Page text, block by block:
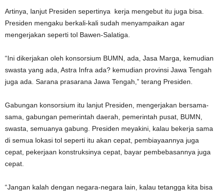
Artinya, lanjut Presiden sepertinya kerja mengebut itu juga bisa.
Presiden mengaku berkali-kali sudah menyampaikan agar
mengerjakan seperti tol Bawen-Salatiga.
“Ini dikerjakan oleh konsorsium BUMN, ada, Jasa Marga, kemudian
swasta yang ada, Astra Infra ada? kemudian provinsi Jawa Tengah
juga ada. Sarana prasarana Jawa Tengah,” terang Presiden.
Gabungan konsorsium itu lanjut Presiden, mengerjakan bersama-
sama, gabungan pemerintah daerah, pemerintah pusat, BUMN,
swasta, semuanya gabung. Presiden meyakini, kalau bekerja sama
di semua lokasi tol seperti itu akan cepat, pembiayaannya juga
cepat, pekerjaan konstruksinya cepat, bayar pembebasannya juga
cepat.
“Jangan kalah dengan negara-negara lain, kalau tetangga kita bisa